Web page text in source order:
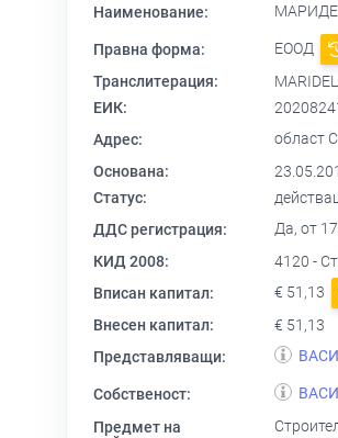
Наименование:
Правна форма:
ЕООД
Транслитерация:
ЕИК:
Адрес:
област
Основана:
Статус:
ДДС регистрация:
Да, от
КИД 2008:
4120 -
Вписан капитал:
€ 51,13
Внесен капитал:
€ 51,13
Представляващи:
Собственост:
Предмет на